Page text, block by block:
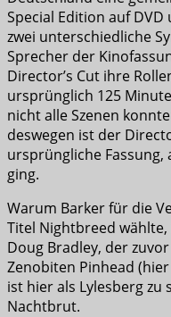
Special Edition auf DVD
zwei unterschiedliche
Sprecher der
Director’s Cut ihre
ursprünglich 125
nicht alle Szenen
deswegen ist der
ursprüngliche Fassung,
ging.
Warum Barker für die
Titel Nightbreed
Doug Bradley, der
Zenobiten Pinhead
ist hier als Lylesberg
Nachtbrut.